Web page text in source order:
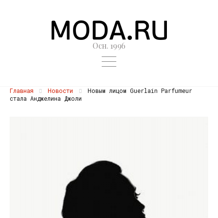
Осн. 1996
Главная Новости
Новым лицом Guerlain Parfumeur
стала Анджелина Джоли